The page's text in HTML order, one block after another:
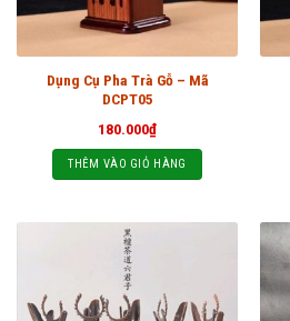
Dụng Cụ Pha Trà Gỗ – Mã
DCPT05
180.000₫
THÊM VÀO GIỎ HÀNG